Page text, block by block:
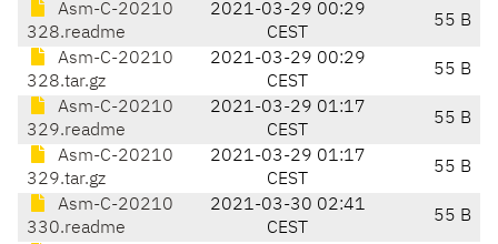
Asm-C-20210
328.readme
2021-03-29 00:29
CEST
55 B
Asm-C-20210
328.tar.gz
2021-03-29 00:29
CEST
55 B
Asm-C-20210
329.readme
2021-03-29 01:17
CEST
55 B
Asm-C-20210
329.tar.gz
2021-03-29 01:17
CEST
55 B
Asm-C-20210
330.readme
2021-03-30 02:41
CEST
55 B